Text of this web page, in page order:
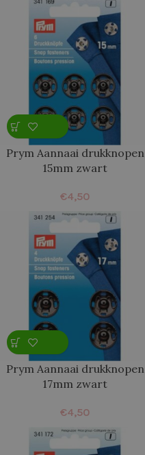
Prym Aannaai drukknopen
15mm zwart
€4,50
Prym Aannaai drukknopen
17mm zwart
€4,50